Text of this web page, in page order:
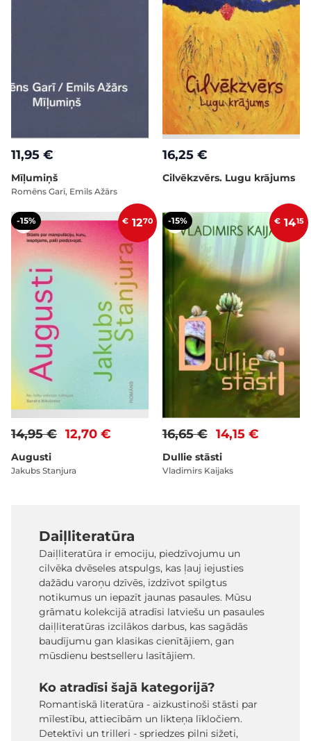
11,95 €
Mīļumiņš
Romēns Garī, Emils Ažārs
16,25 €
Cilvēkzvērs. Lugu krājums
-15% € 1270
12,70 €
14,95 €
Augusti
Jakubs Stanjura
-15% € 1415
14,15 €
16,65 €
Dullie stāsti
Vladimirs Kaijaks
Daiļliteratūra
Daiļliteratūra ir emociju, piedzīvojumu un
cilvēka dvēseles atspulgs, kas ļauj iejusties
dažādu varoņu dzīvēs, izdzīvot spilgtus
notikumus un iepazīt jaunas pasaules. Mūsu
grāmatu kolekcijā atradīsi latviešu un pasaules
daiļliteratūras izcilākos darbus, kas sagādās
baudījumu gan klasikas cienītājiem, gan
mūsdienu bestselleru lasītājiem.
Ko atradīsi šajā kategorijā?
Romantiskā literatūra - aizkustinoši stāsti par
mīlestību, attiecībām un likteņa līkločiem.
Detektīvi un trilleri - spriedzes pilni sižeti,